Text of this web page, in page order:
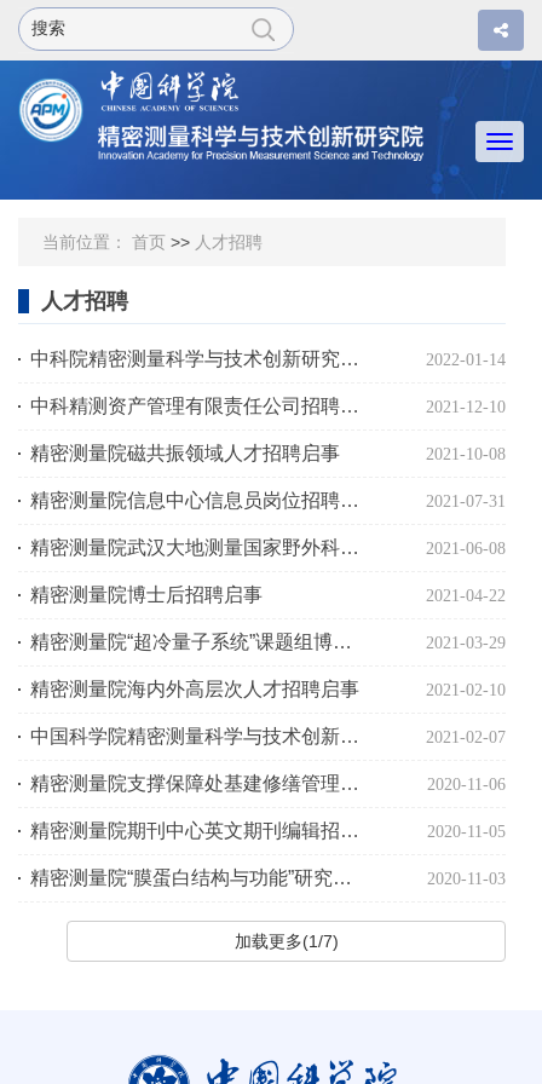
当前位置： 首页 >> 人才招聘
人才招聘
中科院精密测量科学与技术创新研究院磁共振仪器研制组博后招聘启事 2022-01-14
中科精测资产管理有限责任公司招聘启事 2021-12-10
精密测量院磁共振领域人才招聘启事 2021-10-08
精密测量院信息中心信息员岗位招聘启事 2021-07-31
精密测量院武汉大地测量国家野外科学观测研究站招聘启事 2021-06-08
精密测量院博士后招聘启事 2021-04-22
精密测量院“超冷量子系统”课题组博士后招聘启事 2021-03-29
精密测量院海内外高层次人才招聘启事 2021-02-10
中国科学院精密测量科学与技术创新研究院研究组长招聘启事 2021-02-07
精密测量院支撑保障处基建修缮管理岗位招聘启事 2020-11-06
精密测量院期刊中心英文期刊编辑招聘启事 2020-11-05
精密测量院“膜蛋白结构与功能”研究组博士后招聘启事 2020-11-03
加载更多(1/7)